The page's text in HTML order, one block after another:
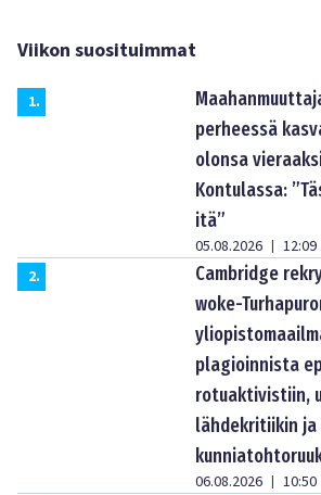
Viikon suosituimmat
1.
perheessä
olonsa
Kontulassa:
itä”
05.08.2026 | 12:09
2.
Cambridge
woke-
plagioinnista
rotuaktivistiin,
lähdekritiikin
06.08.2026 | 10:50